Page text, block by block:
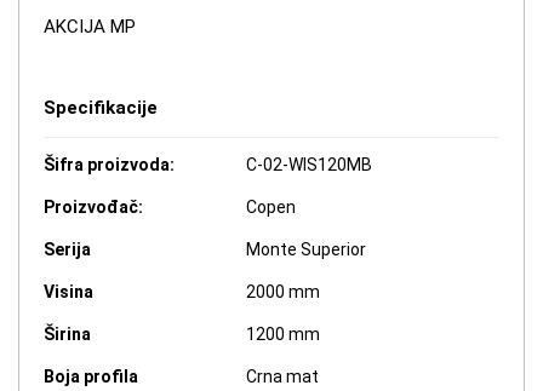
AKCIJA MP
Specifikacije
Šifra proizvoda: C-02-WIS120MB
Proizvođač: Copen
Serija Monte Superior
Visina 2000 mm
Širina 1200 mm
Boja profila Crna mat